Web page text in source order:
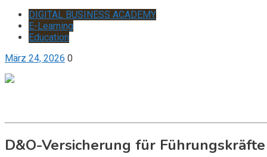
DIGITAL BUSINESS ACADEMY
E-Learning
Education
März 24, 2026 0
D&O-Versicherung für